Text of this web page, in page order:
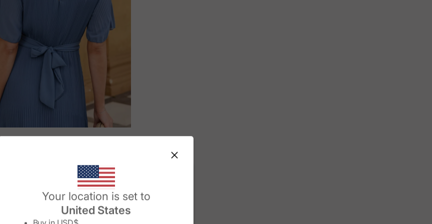
Your location is set to
United States
Change country/region